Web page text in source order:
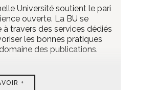
Université soutient le pari
ouverte. La BU se
à travers des services dédiés
les bonnes pratiques
des publications.
+